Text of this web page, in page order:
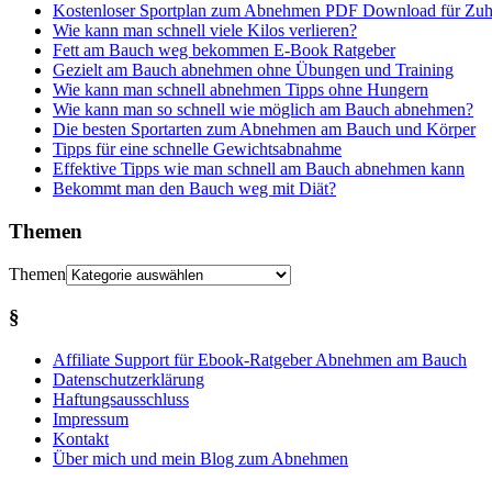
Kostenloser Sportplan zum Abnehmen PDF Download für
Wie kann man schnell viele Kilos verlieren?
Fett am Bauch weg bekommen E-Book Ratgeber
Gezielt am Bauch abnehmen ohne Übungen und Training
Wie kann man schnell abnehmen Tipps ohne Hungern
Wie kann man so schnell wie möglich am Bauch abnehmen?
Die besten Sportarten zum Abnehmen am Bauch und Körper
Tipps für eine schnelle Gewichtsabnahme
Effektive Tipps wie man schnell am Bauch abnehmen kann
Bekommt man den Bauch weg mit Diät?
Themen
Themen
§
Affiliate Support für Ebook-Ratgeber Abnehmen am Bauch
Datenschutzerklärung
Haftungsausschluss
Impressum
Kontakt
Über mich und mein Blog zum Abnehmen